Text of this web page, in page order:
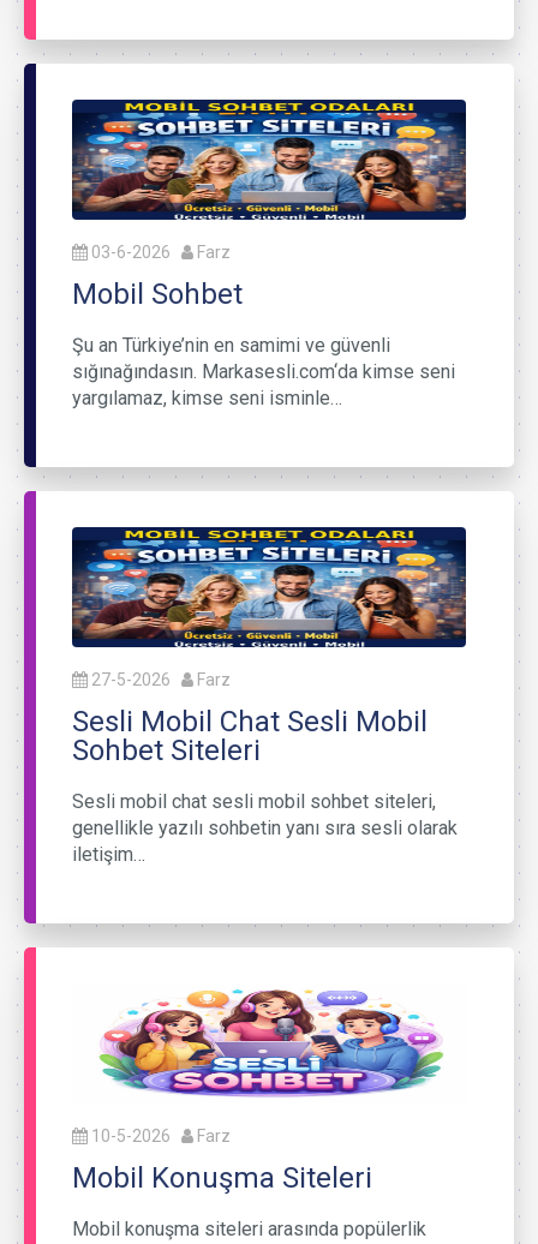
03-6-2026 Farz
Mobil Sohbet
Şu an Türkiye’nin en samimi ve güvenli
sığınağındasın. Markasesli.com‘da kimse seni
yargılamaz, kimse seni isminle…
27-5-2026 Farz
Sesli Mobil Chat Sesli Mobil
Sohbet Siteleri
Sesli mobil chat sesli mobil sohbet siteleri,
genellikle yazılı sohbetin yanı sıra sesli olarak
iletişim…
10-5-2026 Farz
Mobil Konuşma Siteleri
Mobil konuşma siteleri arasında popülerlik